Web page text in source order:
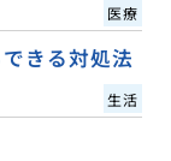
医療
きる対処法
生活